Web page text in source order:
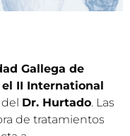
Gallega de
II International
Dr. Hurtado. Las
de tratamientos